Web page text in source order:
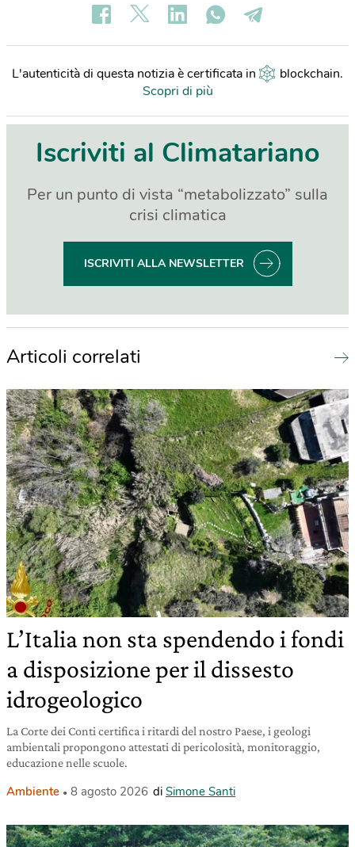
L'autenticità di questa notizia è certificata in blockchain.
Scopri di più
Iscriviti al Climatariano
Per un punto di vista “metabolizzato” sulla
crisi climatica
ISCRIVITI ALLA NEWSLETTER
Articoli correlati
L’Italia non sta spendendo i fondi
a disposizione per il dissesto
idrogeologico
La Corte dei Conti certifica i ritardi del nostro Paese, i geologi
ambientali propongono attestati di pericolosità, monitoraggio,
educazione nelle scuole.
Ambiente 8 agosto 2026 di Simone Santi